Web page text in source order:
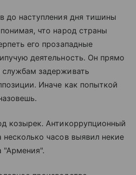
до наступления дня тишины
что народ страны
его прозападные
деятельность. Он прямо
задерживать
Иначе как попыткой
козырек. Антикоррупционный
часов выявил некие
"Армения".